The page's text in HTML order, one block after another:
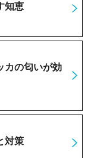
知恵
カの匂いが効
対策